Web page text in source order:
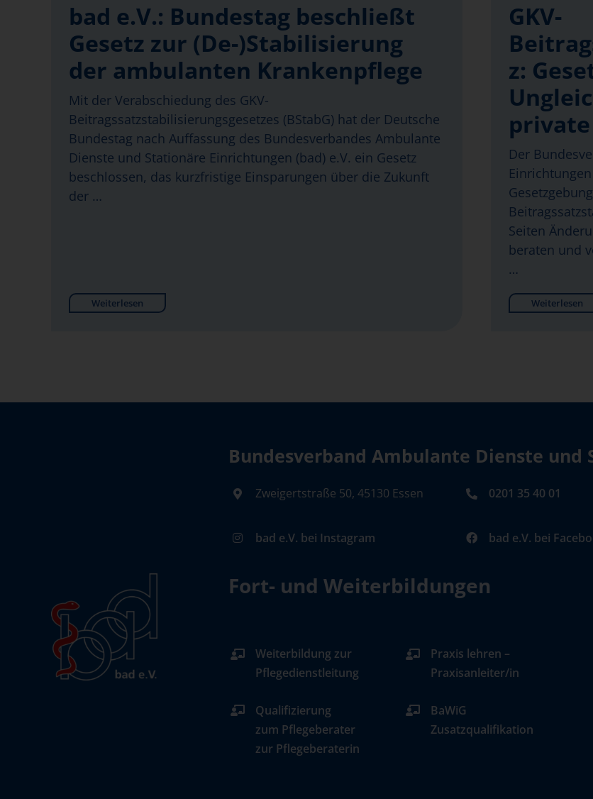
bad e.V.: Bundestag beschließt
Gesetz zur (De-)Stabilisierung
der ambulanten Krankenpflege
Mit der Verabschiedung des GKV-
Beitragssatzstabilisierungsgesetzes (BStabG) hat der Deutsche
Bundestag nach Auffassung des Bundesverbandes Ambulante
Dienste und Stationäre Einrichtungen (bad) e.V. ein Gesetz
beschlossen, das kurzfristige Einsparungen über die Zukunft
der …
Weiterlesen
GKV-
z:
Der
Seiten
beraten und
…
Weiterlesen
Bundesverband Ambulante Dienste und
Zweigertstraße 50, 45130 Essen 0201 35 40 01
bad e.V. bei Instagram bad e.V. bei
Fort- und Weiterbildungen
Weiterbildung zur
Pflegedienstleitung
Qualifizierung
zum Pflegeberater
zur Pflegeberaterin
Praxis lehren –
Praxisanleiter/in
BaWiG
Zusatzqualifikation